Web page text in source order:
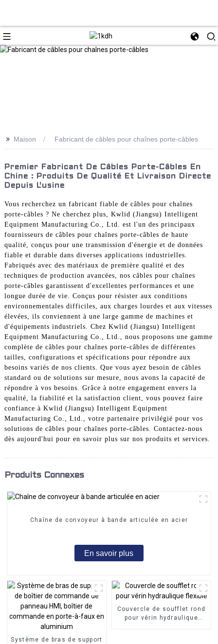
>> Maison Fabricant de câbles pour chaînes porte-câbles
Premier Fabricant De Câbles Porte-Câbles En
Chine : Produits De Qualité Et Livraison Directe
Depuis L'usine
Vous recherchez un fabricant fiable de câbles pour chaînes
porte-câbles ? Ne cherchez plus, Kwlid (Jiangsu) Intelligent
Equipment Manufacturing Co., Ltd. est l'un des principaux
fournisseurs de câbles pour chaînes porte-câbles de haute
qualité, conçus pour une transmission d'énergie et de données
fiable et durable dans diverses applications industrielles.
Fabriqués avec des matériaux de première qualité et des
techniques de production avancées, nos câbles pour chaînes
porte-câbles garantissent d'excellentes performances et une
longue durée de vie. Conçus pour résister aux conditions
environnementales difficiles, aux charges lourdes et aux vitesses
élevées, ils conviennent à une large gamme de machines et
d'équipements industriels. Chez Kwlid (Jiangsu) Intelligent
Equipment Manufacturing Co., Ltd., nous proposons une gamme
complète de câbles pour chaînes porte-câbles de différentes
tailles, configurations et spécifications pour répondre aux
besoins variés de nos clients. Que vous ayez besoin de câbles
standard ou de solutions sur mesure, nous avons la capacité de
répondre à vos besoins. Grâce à notre engagement envers la
qualité, la fiabilité et la satisfaction client, vous pouvez faire
confiance à Kwlid (Jiangsu) Intelligent Equipment
Manufacturing Co., Ltd., votre partenaire privilégié pour vos
solutions de câbles pour chaînes porte-câbles. Contactez-nous
dès aujourd'hui pour en savoir plus sur nos produits et services.
Produits Connexes
Chaîne de convoyeur à bande articulée en acier
En savoir plus
Système de bras de support
Couvercle de soufflet rond
pour vérin hydraulique